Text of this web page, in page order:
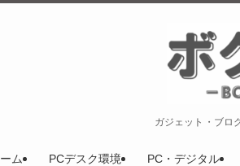
ガジェット・ブロ
ム PCデスク環境 PC・デジタル